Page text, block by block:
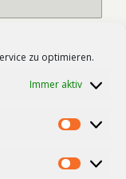
zu optimieren.
Immer aktiv